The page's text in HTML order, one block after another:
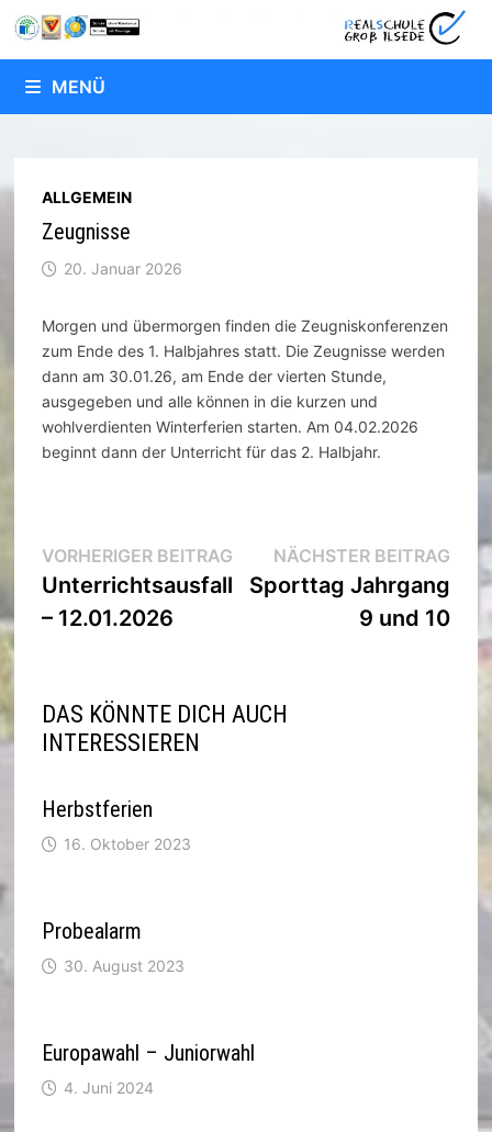
Inhalt
springen
MENÜ
ALLGEMEIN
Zeugnisse
20. Januar 2026
Morgen und übermorgen finden die Zeugniskonferenzen
zum Ende des 1. Halbjahres statt. Die Zeugnisse werden
dann am 30.01.26, am Ende der vierten Stunde,
ausgegeben und alle können in die kurzen und
wohlverdienten Winterferien starten. Am 04.02.2026
beginnt dann der Unterricht für das 2. Halbjahr.
Beitragsnavigation
VORHERIGER BEITRAG Vorheriger
Beitrag:
Unterrichtsausfall
– 12.01.2026
NÄCHSTER BEITRAG
Sporttag Jahrgang
9 und 10
DAS KÖNNTE DICH AUCH
INTERESSIEREN
Herbstferien
16. Oktober 2023
Probealarm
30. August 2023
Europawahl – Juniorwahl
4. Juni 2024